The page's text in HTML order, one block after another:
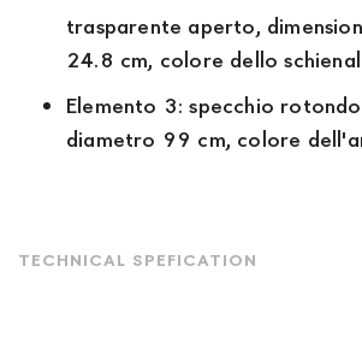
trasparente aperto,
24.8 cm, colore dello
Elemento 3: specchio
diametro 99 cm, colore
TECHNICAL SPEFICATION